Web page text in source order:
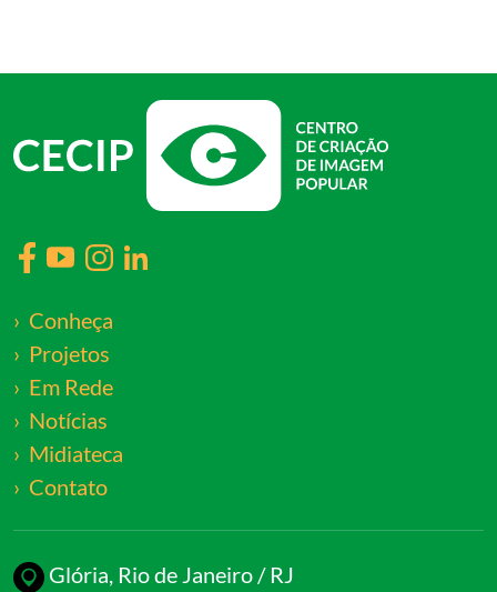
Glória, Rio de Janeiro / RJ
Conheça
Projetos
Em Rede
Notícias
Midiateca
Contato